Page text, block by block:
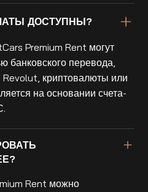
ДОСТУПНЫ?
Premium Rent могут
банковского перевода,
Revolut, криптовалюты или
на основании счета-
Rent можно